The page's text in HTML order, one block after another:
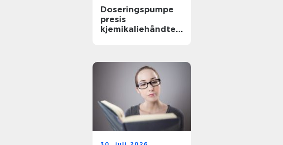
Doseringspumpe
presis
kjemikaliehåndteri